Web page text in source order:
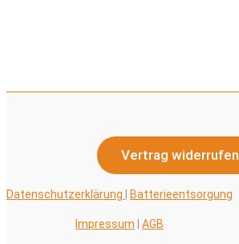
Vertrag widerrufen
Datenschutzerklärung Batterieentsorgung
Impressum AGB